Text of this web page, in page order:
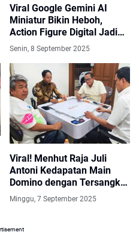
Viral Google Gemini AI
Miniatur Bikin Heboh,
Action Figure Digital Jadi
Tren di Medsos
Senin, 8 September 2025
Viral! Menhut Raja Juli
Antoni Kedapatan Main
Domino dengan Tersangka
Pembalak Liar
Minggu, 7 September 2025